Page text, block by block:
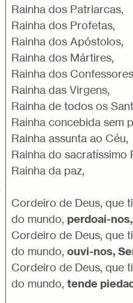
Rainha dos Patriarcas,
Rainha dos Profetas,
Rainha dos Apóstolos,
Rainha dos Mártires,
Rainha dos
Rainha das Virgens,
Rainha de todos os
Rainha concebida sem
Rainha assunta ao Céu,
Rainha do sacratíssimo
Rainha da paz,
Cordeiro de Deus, que
do mundo, perdoai-
Cordeiro de Deus, que
do mundo, ouvi-nos,
Cordeiro de Deus, que
do mundo, tende